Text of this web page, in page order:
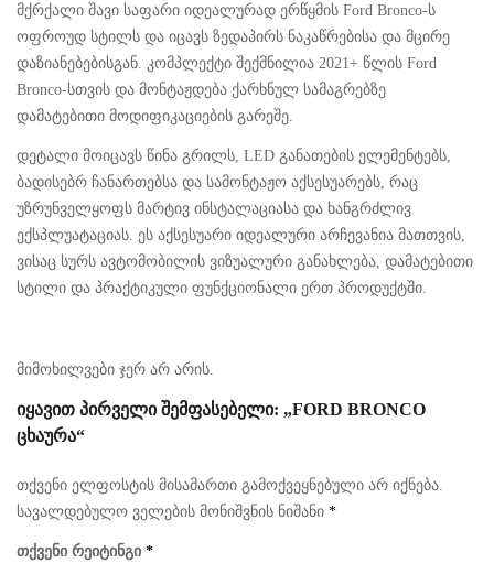
მქრქალი შავი საფარი იდეალურად ერწყმის Ford Bronco-ს
ოფროუდ სტილს და იცავს ზედაპირს ნაკაწრებისა და მცირე
დაზიანებებისგან. კომპლექტი შექმნილია 2021+ წლის Ford
Bronco-სთვის და მონტაჟდება ქარხნულ სამაგრებზე
დამატებითი მოდიფიკაციების გარეშე.
დეტალი მოიცავს წინა გრილს, LED განათების ელემენტებს,
ბადისებრ ჩანართებსა და სამონტაჟო აქსესუარებს, რაც
უზრუნველყოფს მარტივ ინსტალაციასა და ხანგრძლივ
ექსპლუატაციას. ეს აქსესუარი იდეალური არჩევანია მათთვის,
ვისაც სურს ავტომობილის ვიზუალური განახლება, დამატებითი
სტილი და პრაქტიკული ფუნქციონალი ერთ პროდუქტში.
მიმოხილვები ჯერ არ არის.
ᲘᲧᲐᲕᲘᲗ ᲞᲘᲠᲕᲔᲚᲘ ᲨᲔᲛᲤᲐᲡᲔᲑᲔᲚᲘ: „FORD BRONCO
ᲪᲮᲐᲣᲠᲐ“
თქვენი ელფოსტის მისამართი გამოქვეყნებული არ იქნება.
სავალდებულო ველების მონიშვნის ნიშანი *
თქვენი რეიტინგი *